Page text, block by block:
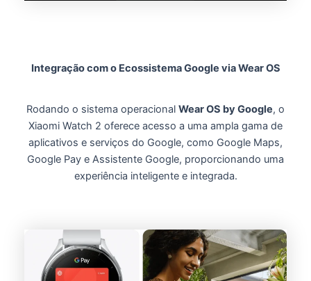
Integração com o Ecossistema Google via Wear OS
Rodando o sistema operacional Wear OS by Google, o
Xiaomi Watch 2 oferece acesso a uma ampla gama de
aplicativos e serviços do Google, como Google Maps,
Google Pay e Assistente Google, proporcionando uma
experiência inteligente e integrada.